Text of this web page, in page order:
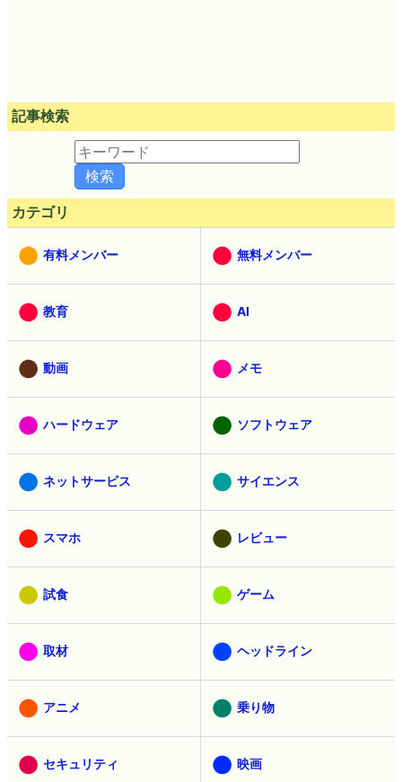
記事検索
カテゴリ
有料メンバー 無料メンバー
教育 AI
動画 メモ
ハードウェア ソフトウェア
ネットサービス サイエンス
スマホ レビュー
試食 ゲーム
取材 ヘッドライン
アニメ 乗り物
セキュリティ 映画